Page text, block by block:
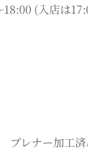
(入店は
ー加工済